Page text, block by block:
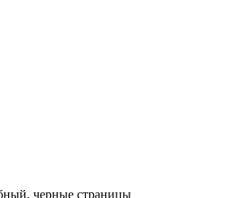
черные страницы